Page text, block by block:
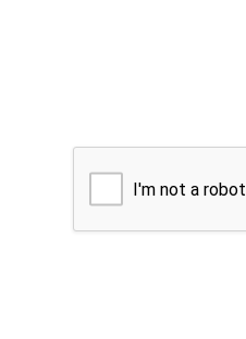
I'm not a robot